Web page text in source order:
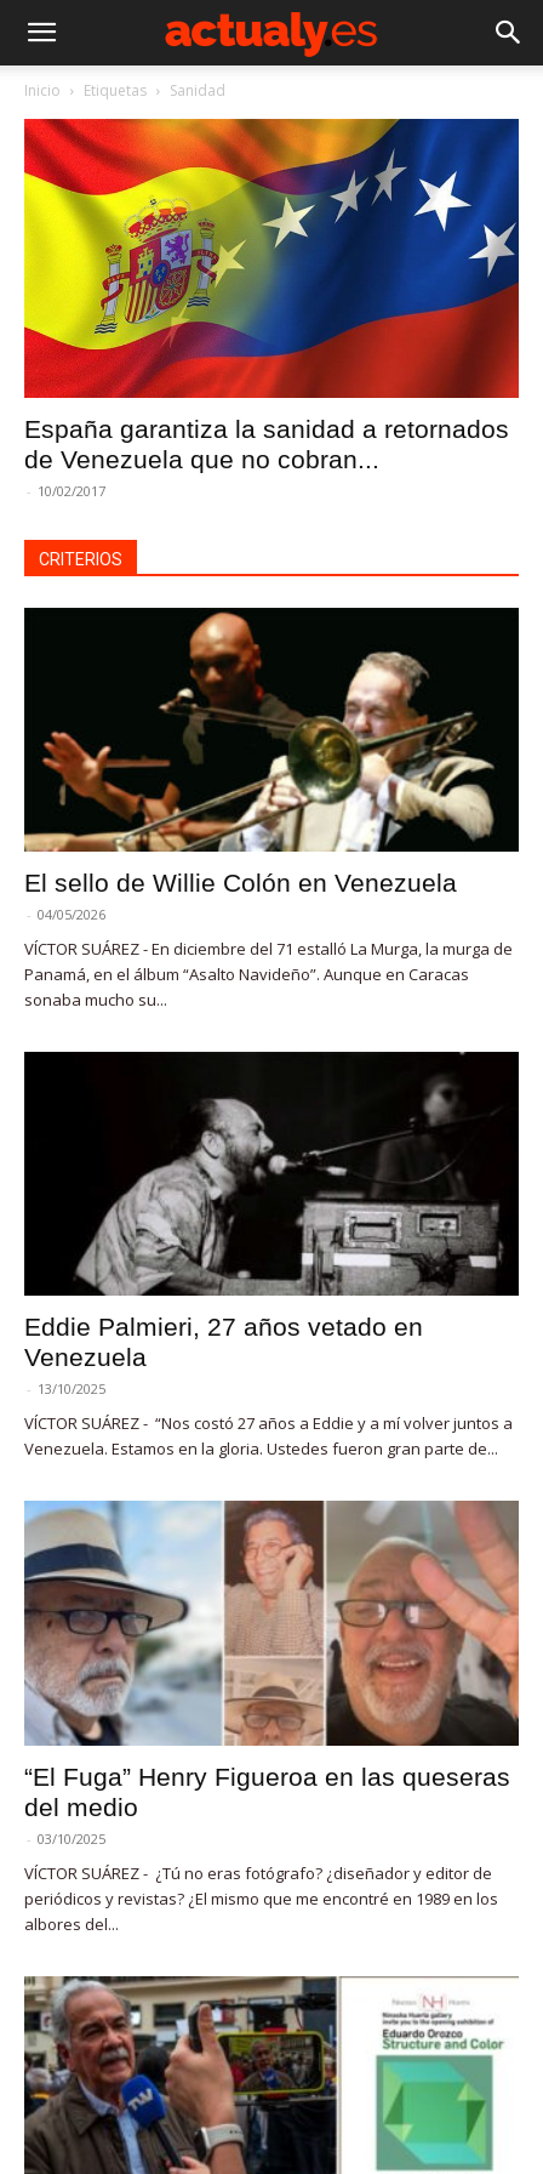
Inicio Etiquetas Sanidad
España garantiza la sanidad a retornados
de Venezuela que no cobran...
- 10/02/2017
CRITERIOS
El sello de Willie Colón en Venezuela
- 04/05/2026
VÍCTOR SUÁREZ - En diciembre del 71 estalló La Murga, la murga de
Panamá, en el álbum “Asalto Navideño”. Aunque en Caracas
sonaba mucho su...
Eddie Palmieri, 27 años vetado en
Venezuela
- 13/10/2025
VÍCTOR SUÁREZ - “Nos costó 27 años a Eddie y a mí volver juntos a
Venezuela. Estamos en la gloria. Ustedes fueron gran parte de...
“El Fuga” Henry Figueroa en las queseras
del medio
- 03/10/2025
VÍCTOR SUÁREZ - ¿Tú no eras fotógrafo? ¿diseñador y editor de
periódicos y revistas? ¿El mismo que me encontré en 1989 en los
albores del...